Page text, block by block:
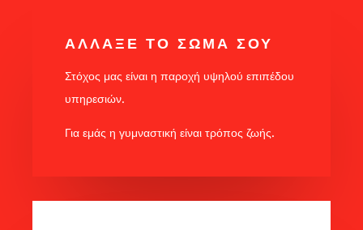
ΑΛΛΑΞΕ ΤΟ ΣΩΜΑ ΣΟΥ
Στόχος μας είναι η παροχή υψηλού επιπέδου
υπηρεσιών.
Για εμάς η γυμναστική είναι τρόπος ζωής.